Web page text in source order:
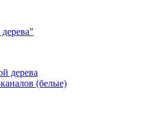
дерева
(белые)